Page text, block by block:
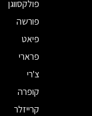
פולקסווגן
פורשה
פיאט
פרארי
צ'רי
קופרה
קרייזלר